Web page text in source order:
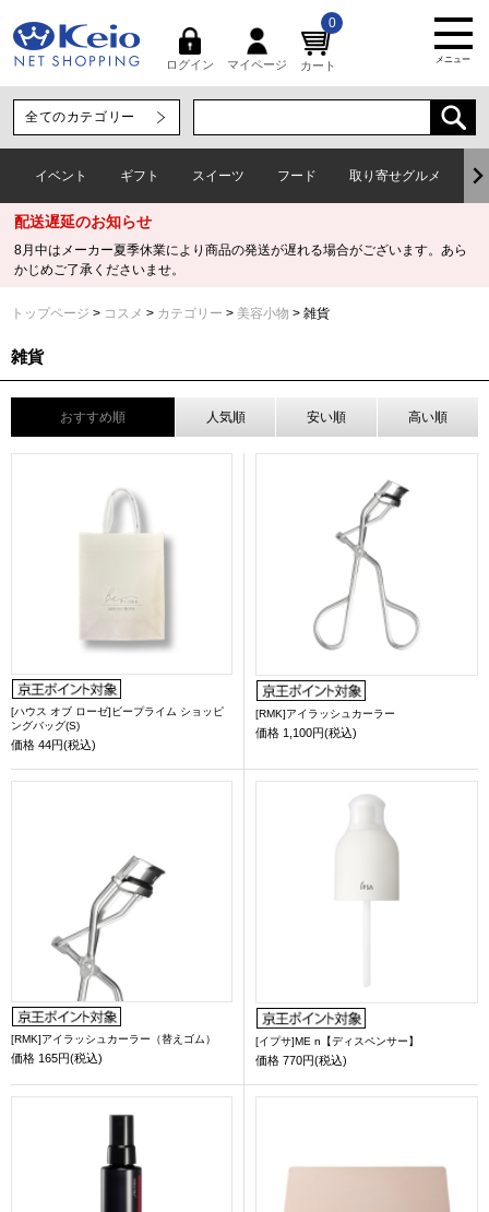
ログイン マイページ カート
0
メニュー
イベント ギフト スイーツ フード 取り寄せグルメ
配送遅延のお知らせ
8月中はメーカー夏季休業により商品の発送が遅れる場合がございます。あら
かじめご了承くださいませ。
トップページ コスメ カテゴリー 美容小物 雑貨
雑貨
おすすめ順 人気順 安い順 高い順
[ハウス オブ ローゼ]ビープライム ショッピ
ングバッグ(S)
価格 44円(税込)
[RMK]アイラッシュカーラー
価格 1,100円(税込)
[RMK]アイラッシュカーラー（替えゴム）
価格 165円(税込)
[イプサ]ME n【ディスペンサー】
価格 770円(税込)